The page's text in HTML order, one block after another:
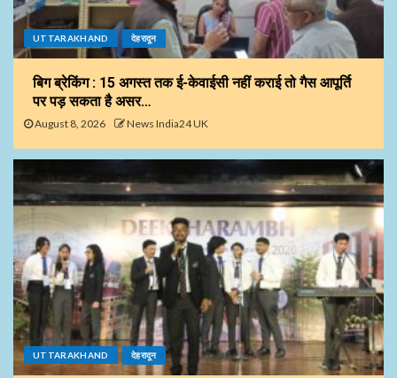
UTTARAKHAND देहरादून
बिग ब्रेकिंग : 15 अगस्त तक ई-केवाईसी नहीं कराई तो गैस आपूर्ति
पर पड़ सकता है असर…
August 8, 2026 News India24 UK
UTTARAKHAND देहरादून